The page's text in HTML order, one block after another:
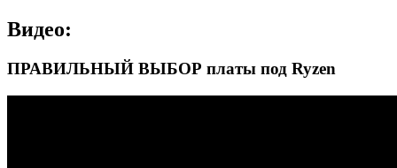
Видео:
ПРАВИЛЬНЫЙ ВЫБОР платы под Ryzen